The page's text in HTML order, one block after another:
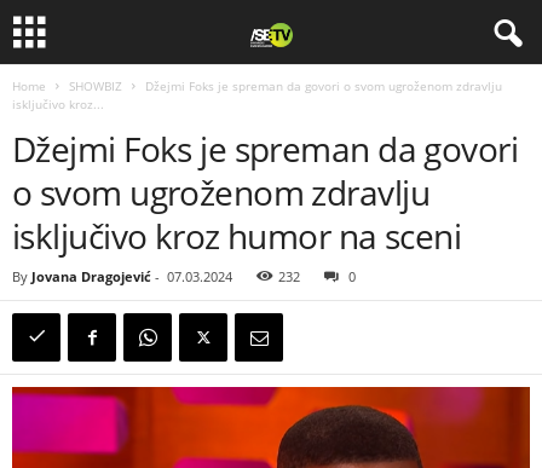
Home SHOWBIZ
Džejmi Foks je spreman da govori o svom ugroženom zdravlju
isključivo kroz...
Džejmi Foks je spreman da govori
o svom ugroženom zdravlju
isključivo kroz humor na sceni
By Jovana Dragojević - 07.03.2024 232 0